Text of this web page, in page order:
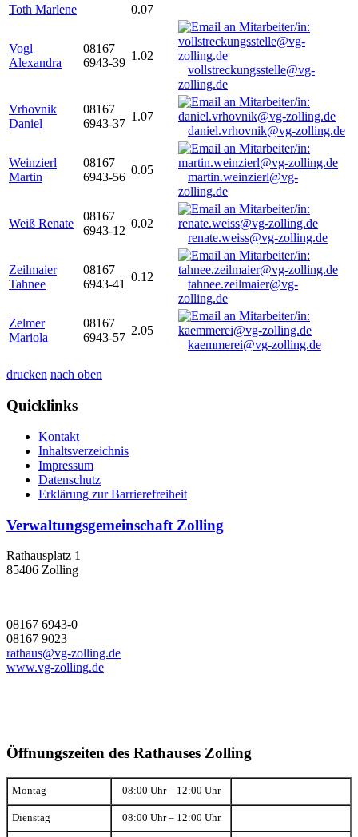
Toth Marlene
0.07
Vogl
Alexandra
08167
6943-39
1.02
vollstreckungsstelle@vg-
zolling.de
Vrhovnik
Daniel
08167
6943-37
1.07
daniel.vrhovnik@vg-zolling.de
Weinzierl
Martin
08167
6943-56
0.05
martin.weinzierl@vg-
zolling.de
Weiß Renate
08167
6943-12
0.02
renate.weiss@vg-zolling.de
Zeilmaier
Tahnee
08167
6943-41
0.12
tahnee.zeilmaier@vg-
zolling.de
Zelmer
Mariola
08167
6943-57
2.05
kaemmerei@vg-zolling.de
drucken nach oben
Quicklinks
Kontakt
Inhaltsverzeichnis
Impressum
Datenschutz
Erklärung zur Barrierefreiheit
Verwaltungsgemeinschaft Zolling
Rathausplatz 1
85406 Zolling
08167 6943-0
08167 9023
rathaus@vg-zolling.de
www.vg-zolling.de
Öffnungszeiten des Rathauses Zolling
Montag 08:00 Uhr – 12:00 Uhr
Dienstag 08:00 Uhr – 12:00 Uhr